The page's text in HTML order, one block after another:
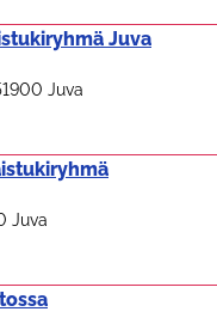
Juva
Juva
Juva